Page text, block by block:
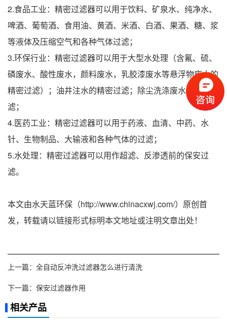
2.食品工业：精密过滤器可以用于饮料、矿泉水、纯净水、
啤酒、葡萄酒、食用油、黄酒、米酒、白酒、果酒、糖、浆
等液体及压缩空气和各种气体过滤；
3.环保行业：精密过滤器可以用于大型水处理（含氟、硫、
磷废水、酸性废水，颜料废水，乳胶漆废水等悬浮物废水的
精密过滤）；油井注水的精密过滤；除尘洗涤废水的精密过
滤；
4.医药工业：精密过滤器可以用于药液、血清、中药、水
针、生物制品、大输液和各种气体的过滤；
5.水处理：精密过滤器可以用作超滤、反渗透前的保安过
滤。
本文由水天蓝环保（http://www.chinacxwj.com/）原创首
发，转载请以链接形式标明本文地址或注明文章出处！
上一篇： 全自动反冲洗过滤器怎么进行清洗
下一篇： 保安过滤器作用
相关产品